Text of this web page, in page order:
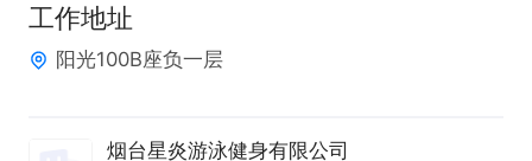
工作地址
阳光100B座负一层
烟台星炎游泳健身有限公司